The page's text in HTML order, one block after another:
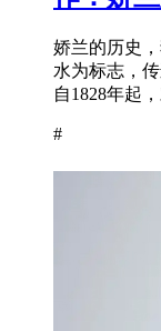
娇兰的历史
水为标志，
自1828年起
#